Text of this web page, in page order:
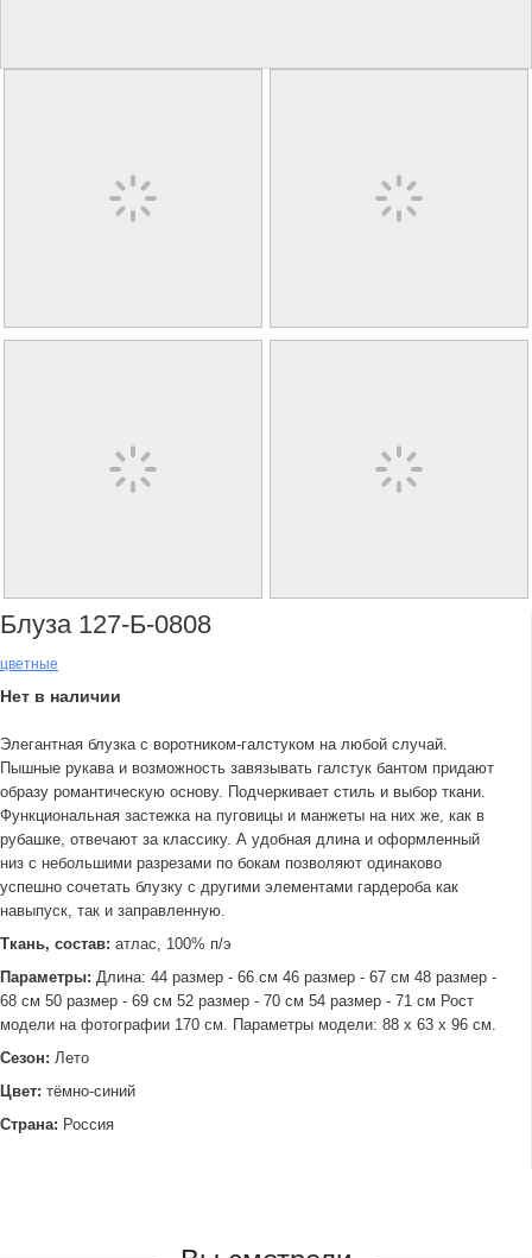
Блуза 127-Б-0808
цветные
Нет в наличии
Элегантная блузка с воротником-галстуком на любой случай.
Пышные рукава и возможность завязывать галстук бантом придают
образу романтическую основу. Подчеркивает стиль и выбор ткани.
Функциональная застежка на пуговицы и манжеты на них же, как в
рубашке, отвечают за классику. А удобная длина и оформленный
низ с небольшими разрезами по бокам позволяют одинаково
успешно сочетать блузку с другими элементами гардероба как
навыпуск, так и заправленную.
Ткань, состав: атлас, 100% п/э
Параметры: Длина: 44 размер - 66 см 46 размер - 67 см 48 размер -
68 см 50 размер - 69 см 52 размер - 70 см 54 размер - 71 см Рост
модели на фотографии 170 см. Параметры модели: 88 х 63 х 96 см.
Сезон: Лето
Цвет: тёмно-синий
Страна: Россия